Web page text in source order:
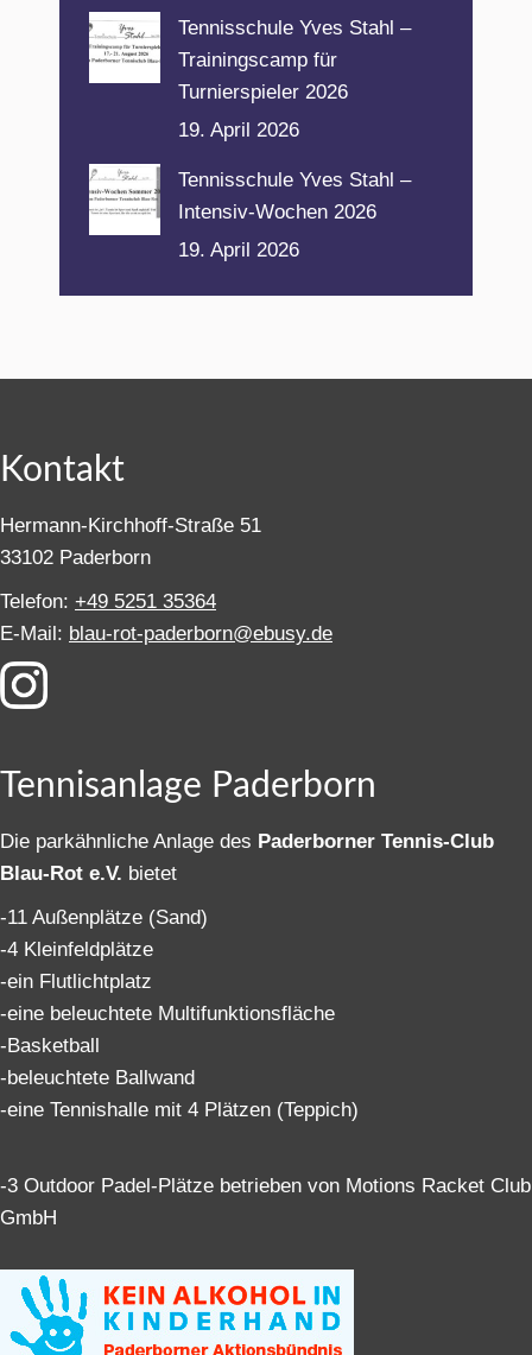
Tennisschule Yves Stahl –
Trainingscamp für
Turnierspieler 2026
19. April 2026
Tennisschule Yves Stahl –
Intensiv-Wochen 2026
19. April 2026
Kontakt
Hermann-Kirchhoff-Straße 51
33102 Paderborn
Telefon: +49 5251 35364
E-Mail: blau-rot-paderborn@ebusy.de
Tennisanlage Paderborn
Die parkähnliche Anlage des Paderborner Tennis-Club
Blau-Rot e.V. bietet
-11 Außenplätze (Sand)
-4 Kleinfeldplätze
-ein Flutlichtplatz
-eine beleuchtete Multifunktionsfläche
-Basketball
-beleuchtete Ballwand
-eine Tennishalle mit 4 Plätzen (Teppich)
-3 Outdoor Padel-Plätze betrieben von Motions Racket Club
GmbH